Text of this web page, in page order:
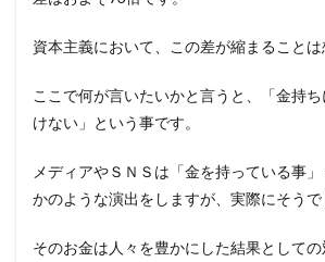
資本主義において、この差が縮まることは
ここで何が言いたいかと言うと、「金持
けない」という事です。
メディアやＳＮＳは「金を持っている事」
かのような演出をしますが、実際にそうで
そのお金は人々を豊かにした結果として